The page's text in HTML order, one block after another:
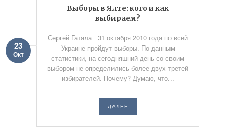
Выборы в Ялте: кого и как
выбираем?
23
Окт
Сергей Гатала 31 октября 2010 года по всей
Украине пройдут выборы. По данным
статистики, на сегодняшний день со своим
выбором не определились более двух третей
избирателей. Почему? Думаю, что...
- ДАЛЕЕ -